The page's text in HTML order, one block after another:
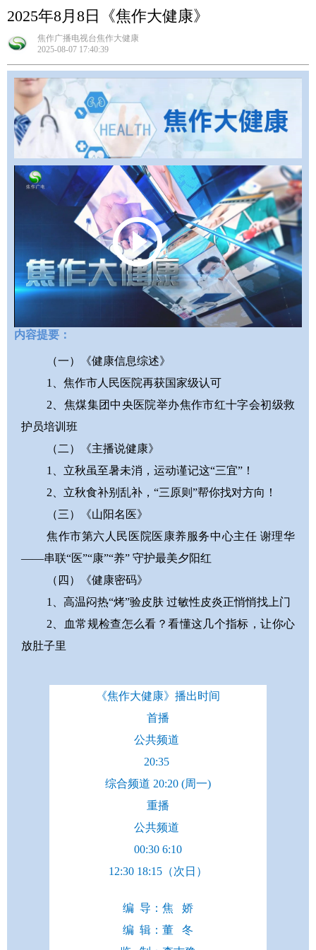
2025年8月8日《焦作大健康》
焦作广播电视台焦作大健康
2025-08-07 17:40:39
Play
Video
内容提要：
（一）《健康信息综述》
1、焦作市人民医院再获国家级认可
2、焦煤集团中央医院举办焦作市红十字会初级救
护员培训班
（二）《主播说健康》
1、立秋虽至暑未消，运动谨记这“三宜”！
2、立秋食补别乱补，“三原则”帮你找对方向！
（三）《山阳名医》
焦作市第六人民医院医康养服务中心主任 谢理华
——串联“医”“康”“养” 守护最美夕阳红
（四）《健康密码》
1、高温闷热“烤”验皮肤 过敏性皮炎正悄悄找上门
2、血常规检查怎么看？看懂这几个指标，让你心
放肚子里
《焦作大健康》播出时间
首播
公共频道
20:35
综合频道 20:20 (周一)
重播
公共频道
00:30 6:10
12:30 18:15（次日）
编 导：焦 娇
编 辑：董 冬